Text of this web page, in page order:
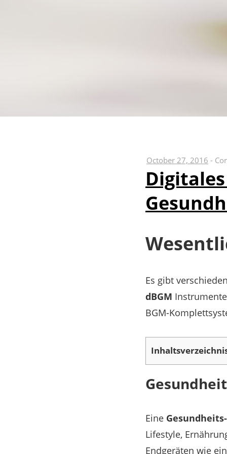
October 27, 2016 -
Es gibt
dBGM
BGM-
Eine
Lifestyle,
Endgeräten wie